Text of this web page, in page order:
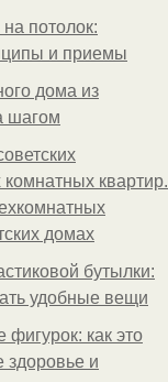
потолок:
и приемы
дома из
шагом
квартир.
домах
бутылки:
удобные вещи
как это
здоровье и